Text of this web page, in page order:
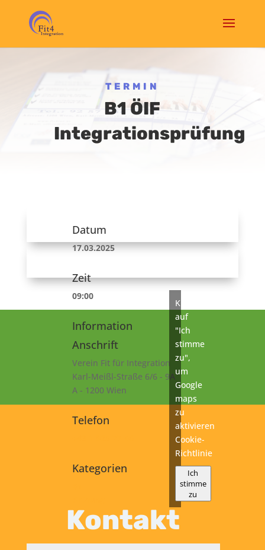
TERMIN
B1 ÖIF
Integrationsprüfung
Datum
17.03.2025
Zeit
09:00
Information
Anschrift
Verein Fit für Integration
Karl-Meißl-Straße 6/6 - 9A
A - 1200 Wien
Telefon
Kategorien
Klicke
auf
"Ich
stimme
zu",
um
Google
maps
zu
aktivieren
Cookie-
Richtlinie
Ich
stimme
zu
Kontakt